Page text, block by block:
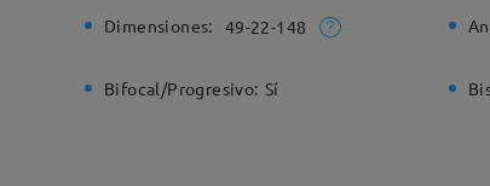
Dimensiones: 49-22-148
Bifocal/Progresivo: Sí